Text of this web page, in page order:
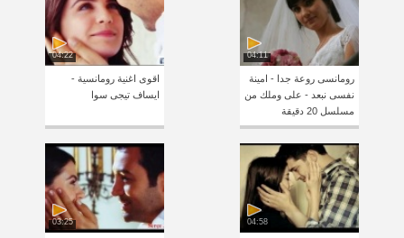
04:11
رومانسى روعة جدا - امينة
نفسى نبعد - على وملك من
مسلسل 20 دقيقة
04:22
اقوى اغنية رومانسية -
ايساف تيجى سوا
04:58
03:25